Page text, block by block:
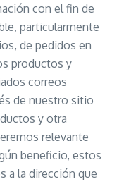
con el fin de
particularmente
de pedidos en
productos y
correos
de nuestro sitio
y otra
relevante
beneficio, estos
a la dirección que